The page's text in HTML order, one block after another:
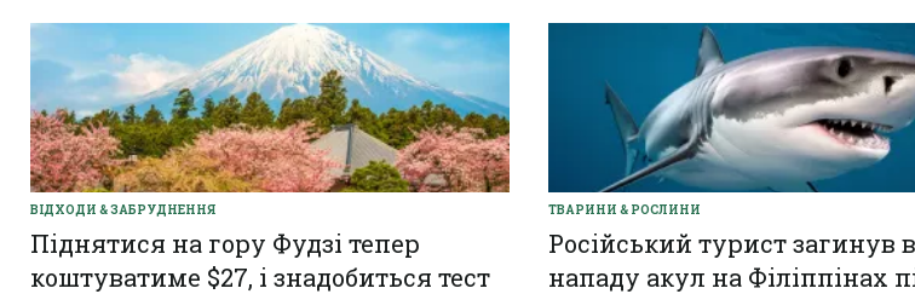
ВІДХОДИ & ЗАБРУДНЕННЯ
Піднятися на гору Фудзі тепер
коштуватиме $27, і знадобиться тест
ТВАРИНИ & РОСЛИНИ
Російський турист загинув
нападу акул на Філіппінах